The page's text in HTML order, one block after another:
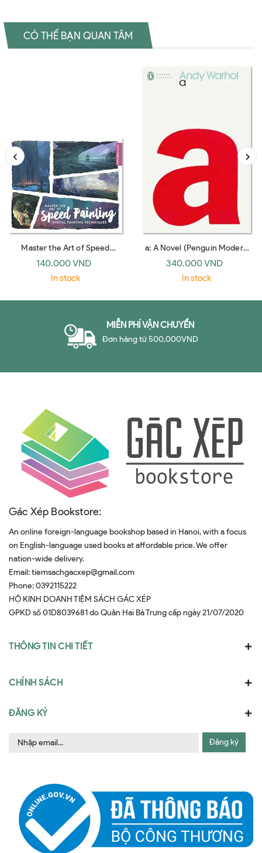
CÓ THỂ BẠN QUAN TÂM
Master the Art of Speed
Painting: Digital Painting
Techniques
140.000 VND
In stock
a: A Novel (Penguin Modern
Classics)
340.000 VND
In stock
MIỄN PHÍ VẬN CHUYỂN
Đơn hàng từ 500,000VND
Gác Xép Bookstore:
An online foreign-language bookshop based in Hanoi, with a focus
on English-language used books at affordable price. We offer
nation-wide delivery.
Email:tiemsachgacxep@gmail.com
Phone:0392115222
HỘ KINH DOANH TIỆM SÁCH GÁC XÉP
GPKD số 01D8039681 do Quân Hai Bà Trưng cấp ngày 21/07/2020
THÔNG TIN CHI TIẾT
CHÍNH SÁCH
ĐĂNG KÝ
Đăng ký